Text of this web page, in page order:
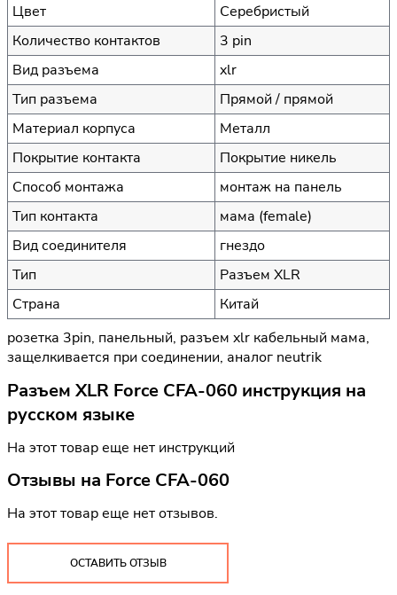
Цвет
Серебристый
Количество контактов
3 pin
Вид разъема
xlr
Тип разъема
Прямой / прямой
Материал корпуса
Металл
Покрытие контакта
Покрытие никель
Способ монтажа
монтаж на панель
Тип контакта
мама (female)
Вид соединителя
гнездо
Тип
Разъем XLR
Страна
Китай
розетка 3pin, панельный, разъем xlr кабельный мама,
защелкивается при соединении, аналог neutrik
Разъем XLR Force CFA-060 инструкция на
русском языке
На этот товар еще нет инструкций
Отзывы на Force CFA-060
На этот товар еще нет отзывов.
ОСТАВИТЬ ОТЗЫВ